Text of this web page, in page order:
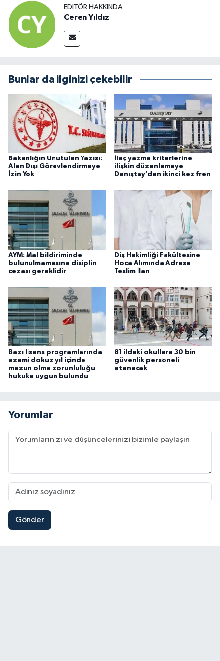
EDITÖR HAKKINDA
Ceren Yıldız
Bunlar da ilginizi çekebilir
Bakanlığın Unutulan Yazısı:
Alan Dışı Görevlendirmeye
İzin Yok
İlaç yazma kriterlerine
ilişkin düzenlemeye
Danıştay’dan ikinci kez fren
AYM: Mal bildiriminde
bulunulmamasına disiplin
cezası gereklidir
Diş Hekimliği Fakültesine
Hoca Alımında Adrese
Teslim İlan
Bazı lisans programlarında
azami dokuz yıl içinde
mezun olma zorunluluğu
hukuka uygun bulundu
81 ildeki okullara 30 bin
güvenlik personeli
atanacak
Yorumlar
Gönder